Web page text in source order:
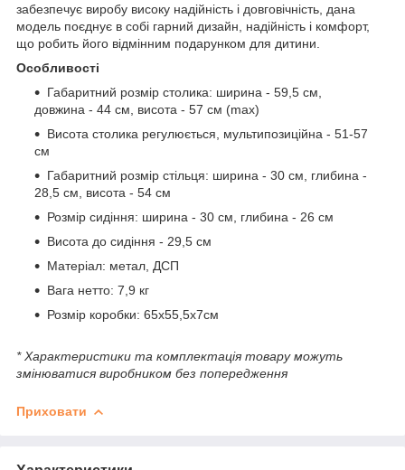
забезпечує виробу високу надійність і довговічність, дана
модель поєднує в собі гарний дизайн, надійність і комфорт,
що робить його відмінним подарунком для дитини.
Особливості
Габаритний розмір столика: ширина - 59,5 см,
довжина - 44 см, висота - 57 см (max)
Висота столика регулюється, мультипозиційна - 51-57
см
Габаритний розмір стільця: ширина - 30 см, глибина -
28,5 см, висота - 54 см
Розмір сидіння: ширина - 30 см, глибина - 26 см
Висота до сидіння - 29,5 см
Матеріал: метал, ДСП
Вага нетто: 7,9 кг
Розмір коробки: 65х55,5х7см
* Характеристики та комплектація товару можуть
змінюватися виробником без попередження
Приховати